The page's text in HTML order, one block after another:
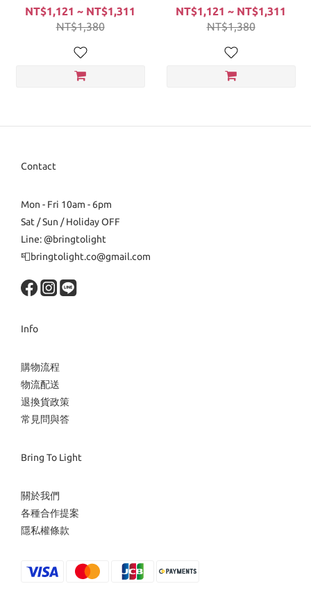
NT$1,121 ~ NT$1,311
NT$1,380
NT$1,121 ~ NT$1,311
NT$1,380
Contact
Mon - Fri 10am - 6pm
Sat / Sun / Holiday OFF
Line: @bringtolight
📮bringtolight.co@gmail.com
Info
購物流程
物流配送
退換貨政策
常見問與答
Bring To Light
關於我們
各種合作提案
隱私權條款